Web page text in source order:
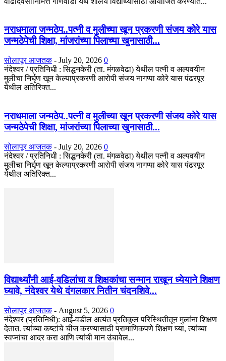
नराधमाला जन्मठेप..पत्नी व मुलीच्या खून प्रकरणी संजय कोरे यास
जन्मठेपेची शिक्षा, मांजरांच्या पिलाच्या खुनासाठी...
सोलापूर आजतक - July 20, 2026 0
नंदेश्वर / प्रतिनिधी : सिद्धनकेरी (ता. मंगळवेढा) येथील पत्नी व अल्पवयीन
मुलीचा निर्घृण खून केल्याप्रकरणी आरोपी संजय नागप्पा कोरे यास पंढरपूर
येथील अतिरिक्त...
नराधमाला जन्मठेप..पत्नी व मुलीच्या खून प्रकरणी संजय कोरे यास
जन्मठेपेची शिक्षा, मांजरांच्या पिलाच्या खुनासाठी...
सोलापूर आजतक - July 20, 2026 0
नंदेश्वर / प्रतिनिधी : सिद्धनकेरी (ता. मंगळवेढा) येथील पत्नी व अल्पवयीन
मुलीचा निर्घृण खून केल्याप्रकरणी आरोपी संजय नागप्पा कोरे यास पंढरपूर
येथील अतिरिक्त...
विद्यार्थ्यांनी आई-वडिलांचा व शिक्षकांचा सन्मान राखून ध्येयाने शिक्षण
घ्यावे, नंदेश्वर येथे दंगलकार नितीन चंदनशिवे...
सोलापूर आजतक - August 5, 2026 0
नंदेश्वर (प्रतिनिधी): आई-वडील अत्यंत प्रतिकूल परिस्थितीतून मुलांना शिक्षण
देतात. त्यांच्या कष्टांचे चीज करण्यासाठी प्रामाणिकपणे शिक्षण घ्या, त्यांच्या
स्वप्नांचा आदर करा आणि त्यांची मान उंचावेल...